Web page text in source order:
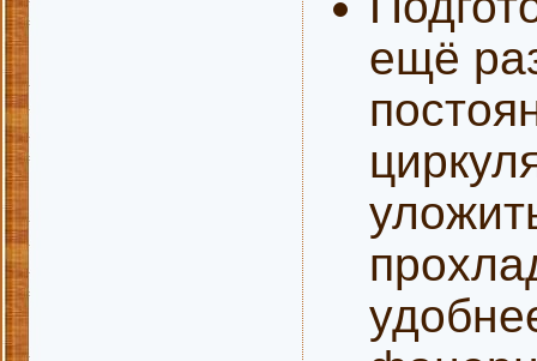
ещё